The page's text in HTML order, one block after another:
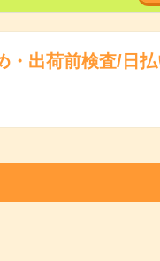
・出荷前検査/日